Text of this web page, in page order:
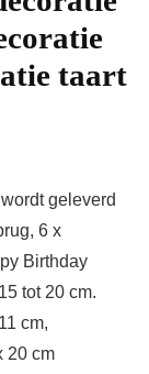
taart
geleverd
6 x
Birthday
tot 20 cm.
cm,
20 cm